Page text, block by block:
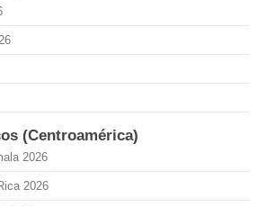
(Centroamérica)
2026
2026